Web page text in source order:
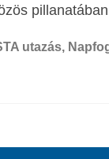
utazás,